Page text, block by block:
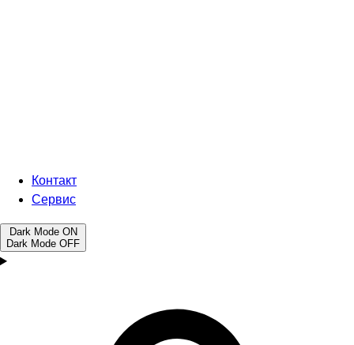
Контакт
Сервис
Dark Mode ON
Dark Mode OFF